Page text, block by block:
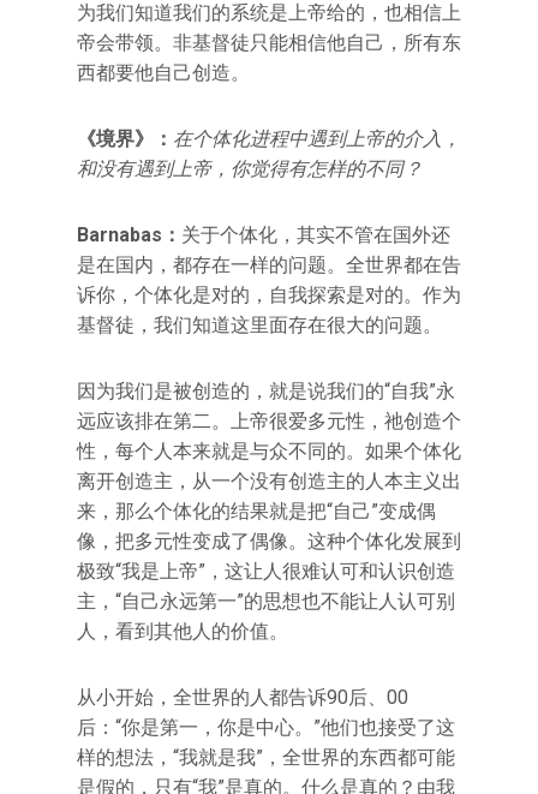
为我们知道我们的系统是上帝给的，也相信上
帝会带领。非基督徒只能相信他自己，所有东
西都要他自己创造。
《境界》： 在个体化进程中遇到上帝的介入，
和没有遇到上帝，你觉得有怎样的不同？
Barnabas ： 关于个体化，其实不管在国外还
是在国内，都存在一样的问题。全世界都在告
诉你，个体化是对的，自我探索是对的。作为
基督徒，我们知道这里面存在很大的问题。
因为我们是被创造的，就是说我们的“自我”永
远应该排在第二。上帝很爱多元性，祂创造个
性，每个人本来就是与众不同的。如果个体化
离开创造主，从一个没有创造主的人本主义出
来，那么个体化的结果就是把“自己”变成偶
像，把多元性变成了偶像。这种个体化发展到
极致“我是上帝”，这让人很难认可和认识创造
主，“自己永远第一”的思想也不能让人认可别
人，看到其他人的价值。
从小开始，全世界的人都告诉90后、00
后：“你是第一，你是中心。”他们也接受了这
样的想法，“我就是我”，全世界的东西都可能
是假的，只有“我”是真的。什么是真的？由我